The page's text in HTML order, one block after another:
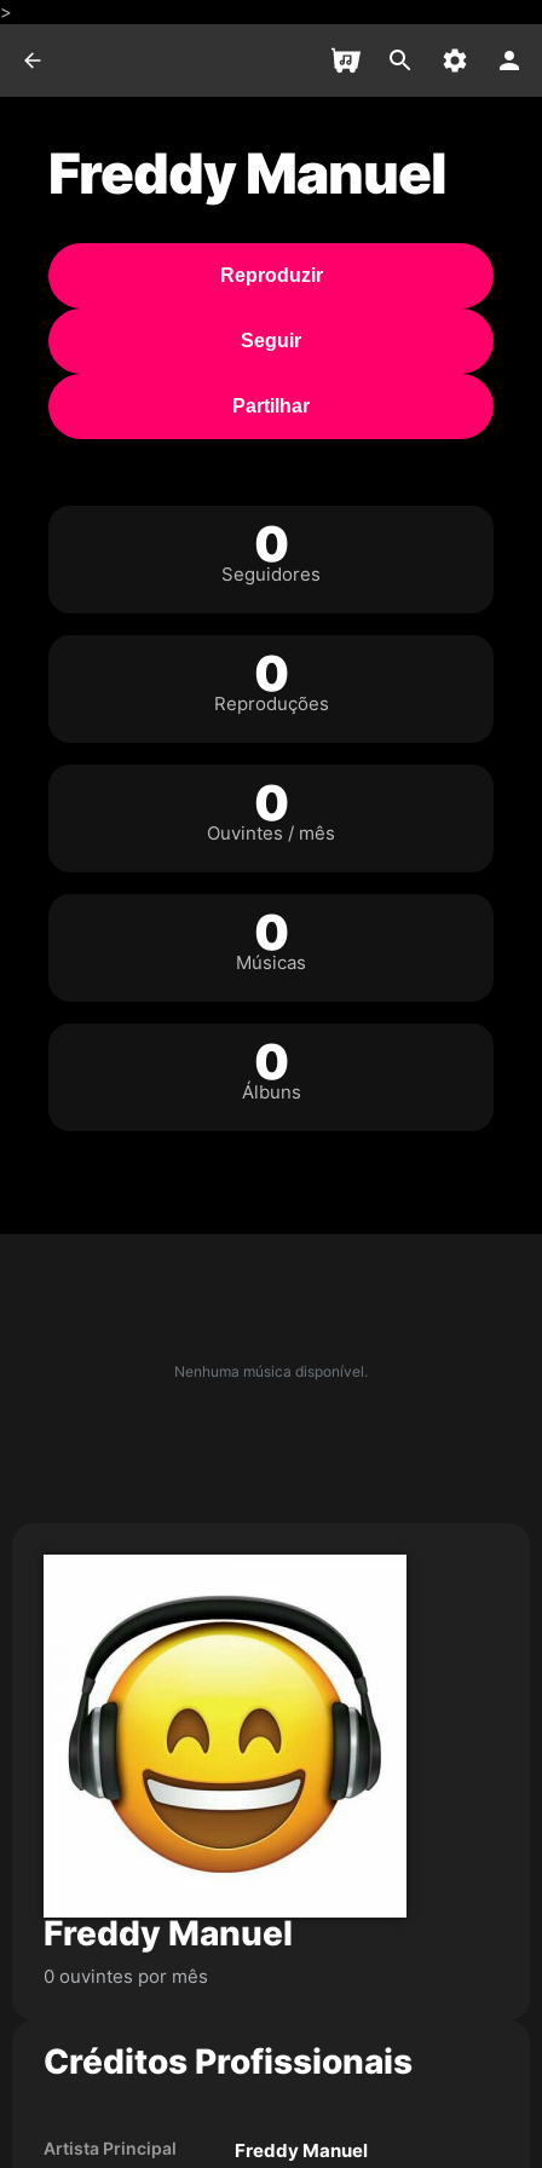
>
Freddy Manuel
Reproduzir
Seguir
Partilhar
0
Seguidores
0
Reproduções
0
Ouvintes / mês
0
Músicas
0
Álbuns
Nenhuma música disponível.
Freddy Manuel
0 ouvintes por mês
Créditos Profissionais
Artista Principal Freddy Manuel